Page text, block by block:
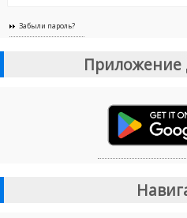
Забыли пароль?
Приложение